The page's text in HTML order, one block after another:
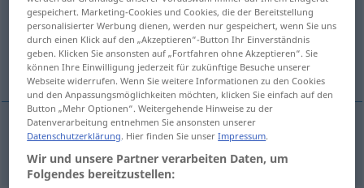
Übersicht aller Übersetzungen
(Für mehr Details die Übersetzung anklicken/antippen)
izreka
Redewendung
gespeichert. Marketing-Cookies und Cookies, die der Bereitstellung
personalisierter Werbung dienen, werden nur gespeichert, wenn Sie uns
durch einen Klick auf den „Akzeptieren“-Button Ihr Einverständnis
geben. Klicken Sie ansonsten auf „Fortfahren ohne Akzeptieren“. Sie
können Ihre Einwilligung jederzeit für zukünftige Besuche unserer
Webseite widerrufen. Wenn Sie weitere Informationen zu den Cookies
und den Anpassungsmöglichkeiten möchten, klicken Sie einfach auf den
Button „Mehr Optionen“. Weitergehende Hinweise zu der
Datenverarbeitung entnehmen Sie ansonsten unserer
Datenschutzerklärung. Hier finden Sie unserImpressum.
Wir und unsere Partner verarbeiten Daten, um
Folgendes bereitzustellen: